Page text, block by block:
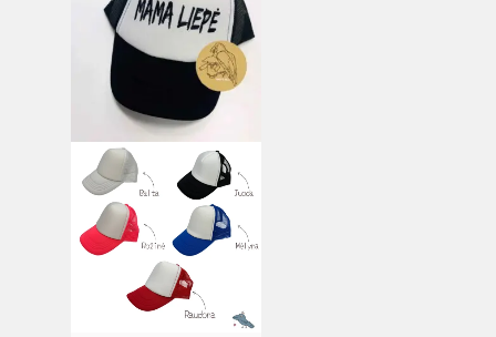
chosen
the
product
page